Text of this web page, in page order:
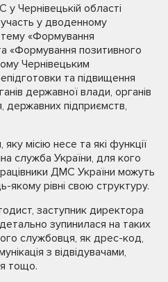
Чернівецькій області
участь у дводенному
тему «Формування
«Формування позитивного
Чернівецьким
та підвищення
державної влади, органів
державних підприємств,
місію несе та які функції
служба України, для кого
ДМС України можуть
якому рівні свою структуру.
заступник директора
зупинилася на таких
службовця, як дрес-код,
з відвідувачами,
тощо.